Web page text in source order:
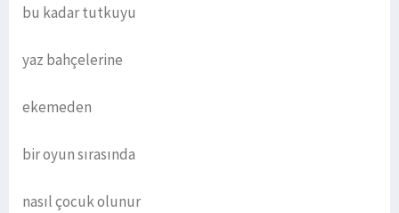
bu kadar tutkuyu
yaz bahçelerine
ekemeden
bir oyun sırasında
nasıl çocuk olunur